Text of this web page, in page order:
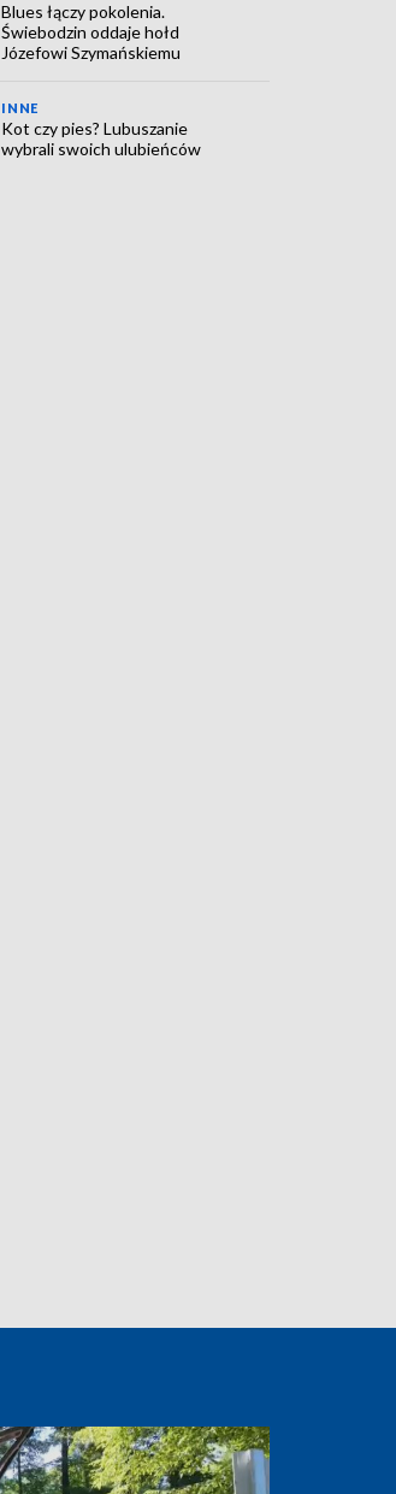
Blues łączy pokolenia.
Świebodzin oddaje hołd
Józefowi Szymańskiemu
INNE
Kot czy pies? Lubuszanie
wybrali swoich ulubieńców